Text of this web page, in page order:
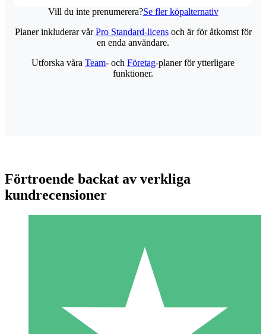
Vill du inte prenumerera?Se fler köpalternativ
Individuella Kreditpaket
Betala per användning med nedladdningskrediter. Inget
Planer inkluderar vårPro Standard-licensoch är för åtkomst för
en enda användare.
Utforska våra Team- och Företag-planer för ytterligare
funktioner.
Förtroende backat av verkliga
kundrecensioner